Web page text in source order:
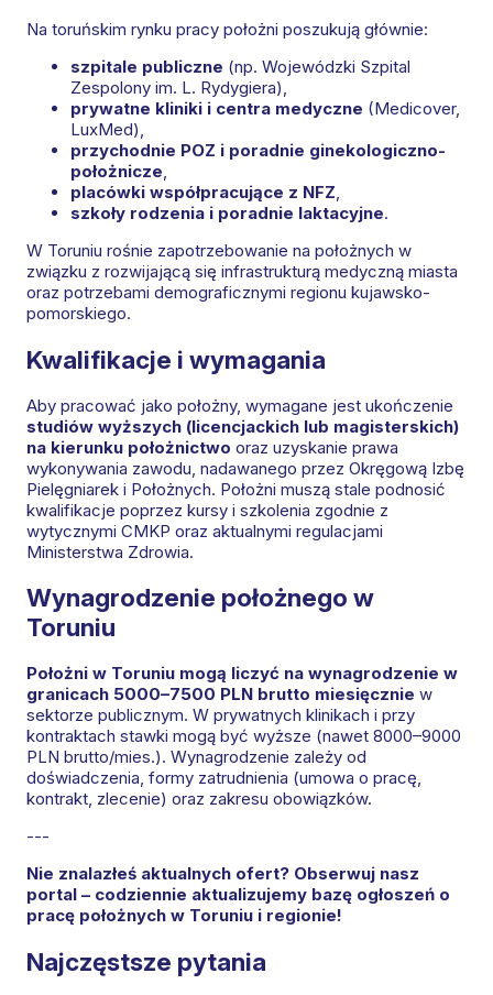
Na toruńskim rynku pracy położni poszukują głównie:
szpitale publiczne (np. Wojewódzki Szpital
Zespolony im. L. Rydygiera),
prywatne kliniki i centra medyczne (Medicover,
LuxMed),
przychodnie POZ i poradnie ginekologiczno-
położnicze,
placówki współpracujące z NFZ,
szkoły rodzenia i poradnie laktacyjne.
W Toruniu rośnie zapotrzebowanie na położnych w
związku z rozwijającą się infrastrukturą medyczną miasta
oraz potrzebami demograficznymi regionu kujawsko-
pomorskiego.
Kwalifikacje i wymagania
Aby pracować jako położny, wymagane jest ukończenie
studiów wyższych (licencjackich lub magisterskich)
na kierunku położnictwo oraz uzyskanie prawa
wykonywania zawodu, nadawanego przez Okręgową Izbę
Pielęgniarek i Położnych. Położni muszą stale podnosić
kwalifikacje poprzez kursy i szkolenia zgodnie z
wytycznymi CMKP oraz aktualnymi regulacjami
Ministerstwa Zdrowia.
Wynagrodzenie położnego w
Toruniu
Położni w Toruniu mogą liczyć na wynagrodzenie w
granicach 5000–7500 PLN brutto miesięcznie w
sektorze publicznym. W prywatnych klinikach i przy
kontraktach stawki mogą być wyższe (nawet 8000–9000
PLN brutto/mies.). Wynagrodzenie zależy od
doświadczenia, formy zatrudnienia (umowa o pracę,
kontrakt, zlecenie) oraz zakresu obowiązków.
---
Nie znalazłeś aktualnych ofert? Obserwuj nasz
portal – codziennie aktualizujemy bazę ogłoszeń o
pracę położnych w Toruniu i regionie!
Najczęstsze pytania